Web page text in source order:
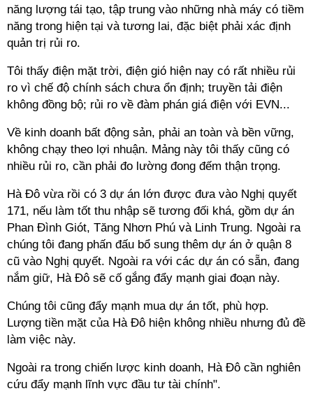
năng lượng tái tạo, tập trung vào những nhà máy có tiềm
năng trong hiện tại và tương lai, đặc biệt phải xác định
quản trị rủi ro.
Tôi thấy điện mặt trời, điện gió hiện nay có rất nhiều rủi
ro vì chế độ chính sách chưa ổn định; truyền tải điện
không đồng bộ; rủi ro về đàm phán giá điện với EVN...
Về kinh doanh bất động sản, phải an toàn và bền vững,
không chạy theo lợi nhuận. Mảng này tôi thấy cũng có
nhiều rủi ro, cần phải đo lường đong đếm thận trọng.
Hà Đô vừa rồi có 3 dự án lớn được đưa vào Nghị quyết
171, nếu làm tốt thu nhập sẽ tương đối khá, gồm dự án
Phan Đình Giót, Tăng Nhơn Phú và Linh Trung. Ngoài ra
chúng tôi đang phấn đấu bổ sung thêm dự án ở quận 8
cũ vào Nghị quyết. Ngoài ra với các dự án có sẵn, đang
nắm giữ, Hà Đô sẽ cố gắng đẩy mạnh giai đoạn này.
Chúng tôi cũng đẩy mạnh mua dự án tốt, phù hợp.
Lượng tiền mặt của Hà Đô hiện không nhiều nhưng đủ đề
làm việc này.
Ngoài ra trong chiến lược kinh doanh, Hà Đô cần nghiên
cứu đẩy mạnh lĩnh vực đầu tư tài chính".